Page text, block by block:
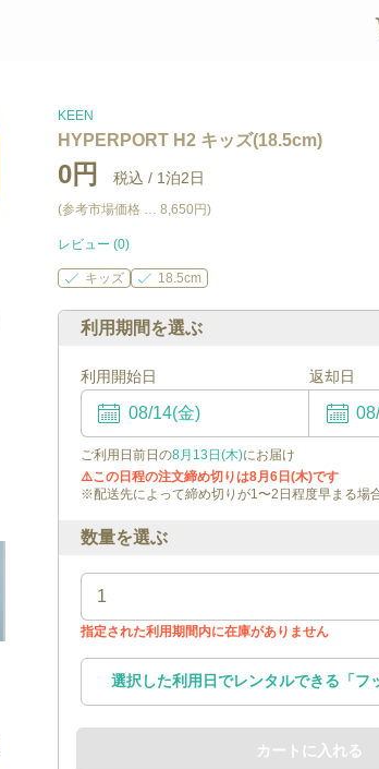
KEEN
HYPERPORT H2 キッズ(18.5cm)
0円 税込 / 1泊2日
(参考市場価格 …8,650円)
レビュー (0)
キッズ 18.5cm
利用期間を選ぶ
利用開始日 返却日
ご利用日前日の8月13日(木)にお届け
⚠️この日程の注文締め切りは8月6日(木)です
※配送先によって締め切りが1〜2日程度早まる場
数量を選ぶ
指定された利用期間内に在庫がありません
選択した利用日でレンタルできる 「フ
カートに入れる